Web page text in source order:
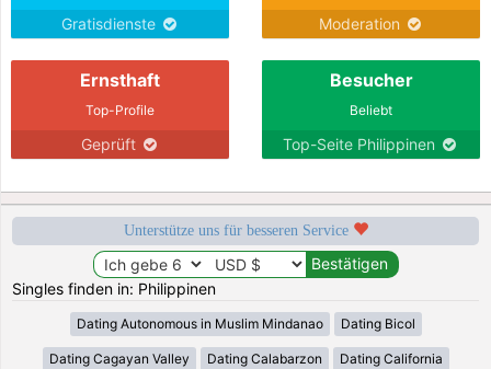
Gratisdienste Moderation
Ernsthaft
Top-Profile
Geprüft
Besucher
Beliebt
Top-Seite Philippinen
Unterstütze uns für besseren Service
Singles finden in: Philippinen
Dating Autonomous in Muslim Mindanao Dating Bicol
Dating Cagayan Valley Dating Calabarzon Dating California